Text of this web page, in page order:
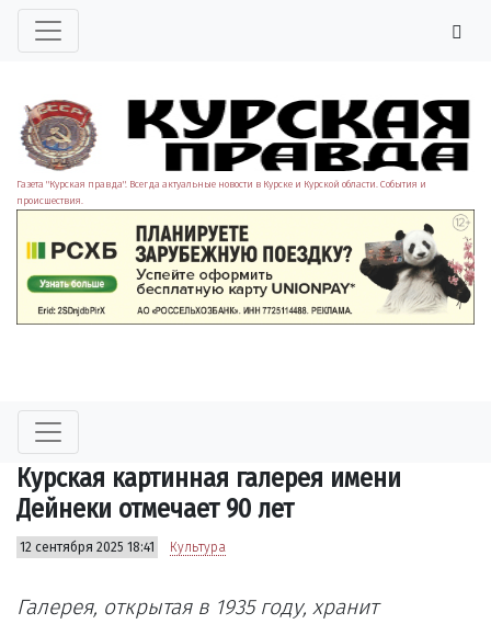
Газета "Курская правда". Всегда актуальные новости в Курске и Курской области. События и
происшествия.
Курская картинная галерея имени
Дейнеки отмечает 90 лет
12 сентября 2025 18:41 Культура
Галерея, открытая в 1935 году, хранит